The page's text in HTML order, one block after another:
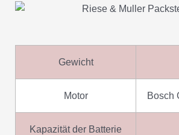
Gewicht
Motor Bosch
Kapazität der Batterie